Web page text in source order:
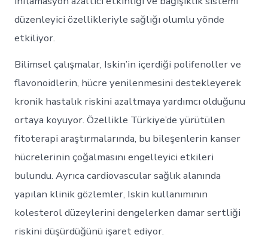
düzenleyici özellikleriyle sağlığı olumlu yönde
etkiliyor.
Bilimsel çalışmalar, Iskin’in içerdiği polifenoller ve
flavonoidlerin, hücre yenilenmesini destekleyerek
kronik hastalık riskini azaltmaya yardımcı olduğunu
ortaya koyuyor. Özellikle Türkiye’de yürütülen
fitoterapi araştırmalarında, bu bileşenlerin kanser
hücrelerinin çoğalmasını engelleyici etkileri
bulundu. Ayrıca cardiovascular sağlık alanında
yapılan klinik gözlemler, Iskin kullanımının
kolesterol düzeylerini dengelerken damar sertliği
riskini düşürdüğünü işaret ediyor.